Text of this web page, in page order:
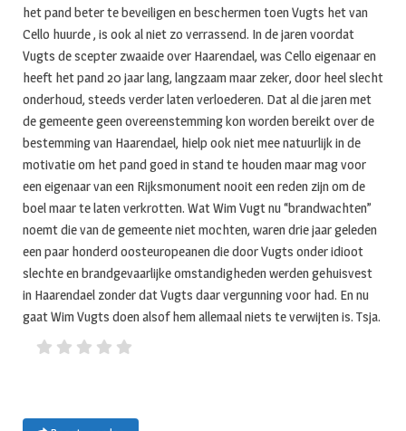
het pand beter te beveiligen en beschermen toen Vugts het van
Cello huurde , is ook al niet zo verrassend. In de jaren voordat
Vugts de scepter zwaaide over Haarendael, was Cello eigenaar en
heeft het pand 20 jaar lang, langzaam maar zeker, door heel slecht
onderhoud, steeds verder laten verloederen. Dat al die jaren met
de gemeente geen overeenstemming kon worden bereikt over de
bestemming van Haarendael, hielp ook niet mee natuurlijk in de
motivatie om het pand goed in stand te houden maar mag voor
een eigenaar van een Rijksmonument nooit een reden zijn om de
boel maar te laten verkrotten. Wat Wim Vugt nu “brandwachten”
noemt die van de gemeente niet mochten, waren drie jaar geleden
een paar honderd oosteuropeanen die door Vugts onder idioot
slechte en brandgevaarlijke omstandigheden werden gehuisvest
in Haarendael zonder dat Vugts daar vergunning voor had. En nu
gaat Wim Vugts doen alsof hem allemaal niets te verwijten is. Tsja.